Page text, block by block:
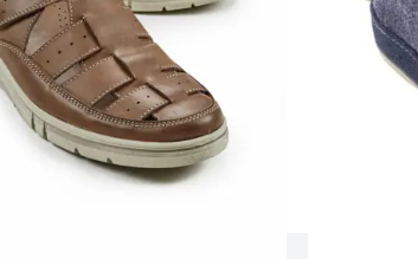
Zeige Produkte 1 bis 12 von 12.